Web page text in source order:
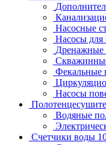
Насосные
Насосы
Дренажные
Фекальные
Насосы
Водяные
Счетчики воды